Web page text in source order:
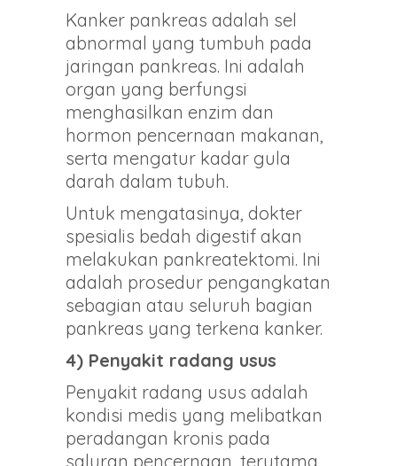
Kanker pankreas adalah sel
abnormal yang tumbuh pada
jaringan pankreas. Ini adalah
organ yang berfungsi
menghasilkan enzim dan
hormon pencernaan makanan,
serta mengatur kadar gula
darah dalam tubuh.
Untuk mengatasinya, dokter
spesialis bedah digestif akan
melakukan pankreatektomi. Ini
adalah prosedur pengangkatan
sebagian atau seluruh bagian
pankreas yang terkena kanker.
4) Penyakit radang usus
Penyakit radang usus adalah
kondisi medis yang melibatkan
peradangan kronis pada
saluran pencernaan, terutama